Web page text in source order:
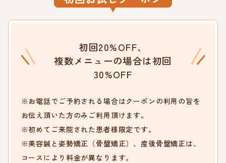
初回20%OFF、
複数メニューの場合は初回
30%OFF
※お電話でご予約される場合はクーポンの利用の旨を
お伝え頂いた方のみご利用頂けます。
※初めてご来院された患者様限定です。
※美容鍼と姿勢矯正（骨盤矯正）、産後骨盤矯正は、
コースにより料金が異なります。